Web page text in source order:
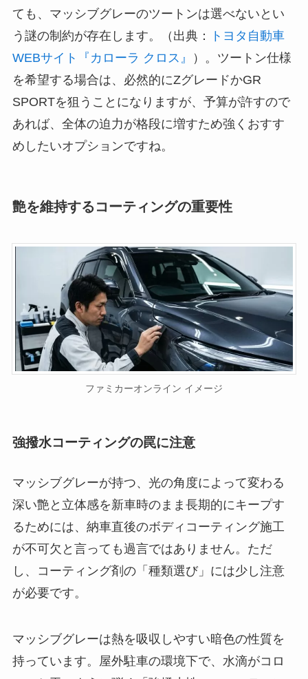
ても、マッシブグレーのツートンは選べないとい
う謎の制約が存在します。（出典：
トヨタ自動車
WEBサイト『カローラ クロス』
）。ツートン仕様
を希望する場合は、必然的にZグレードかGR
SPORTを狙うことになりますが、予算が許すので
あれば、全体の迫力が格段に増すため強くおすす
めしたいオプションですね。
艶を維持するコーティングの重要性
ファミカーオンライン イメージ
強撥水コーティングの罠に注意
マッシブグレーが持つ、光の角度によって変わる
深い艶と立体感を新車時のまま長期的にキープす
るためには、納車直後のボディコーティング施工
が不可欠と言っても過言ではありません。ただ
し、コーティング剤の「種類選び」には少し注意
が必要です。
マッシブグレーは熱を吸収しやすい暗色の性質を
持っています。屋外駐車の環境下で、水滴がコロ